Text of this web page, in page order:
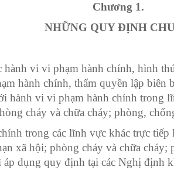
Chương 1.
NHỮNG QUY ĐỊNH
vi vi phạm hành chính, hình
hành chính, thẩm quyền lập biên
hành vi vi phạm hành chính trong
cháy và chữa cháy; phòng,
trong các lĩnh vực khác trực
xã hội; phòng cháy và chữa
dụng quy định tại các Nghị định